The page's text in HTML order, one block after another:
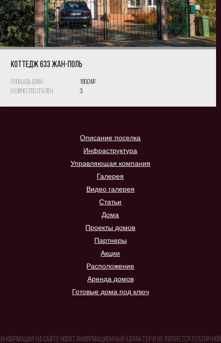
КОТТЕДЖ 633 Жан-Поль
Площадь дома: 180.0 м2
Количество спален: 3
Описание поселка
Инфраструктура
Управляющая компания
Галерея
Видео галерея
Статьи
Дома
Проекты домов
Партнеры
Акции
Расположение
Аренда домов
Готовые дома под ключ
Информация на сайте носит информационный характер и не является публичной